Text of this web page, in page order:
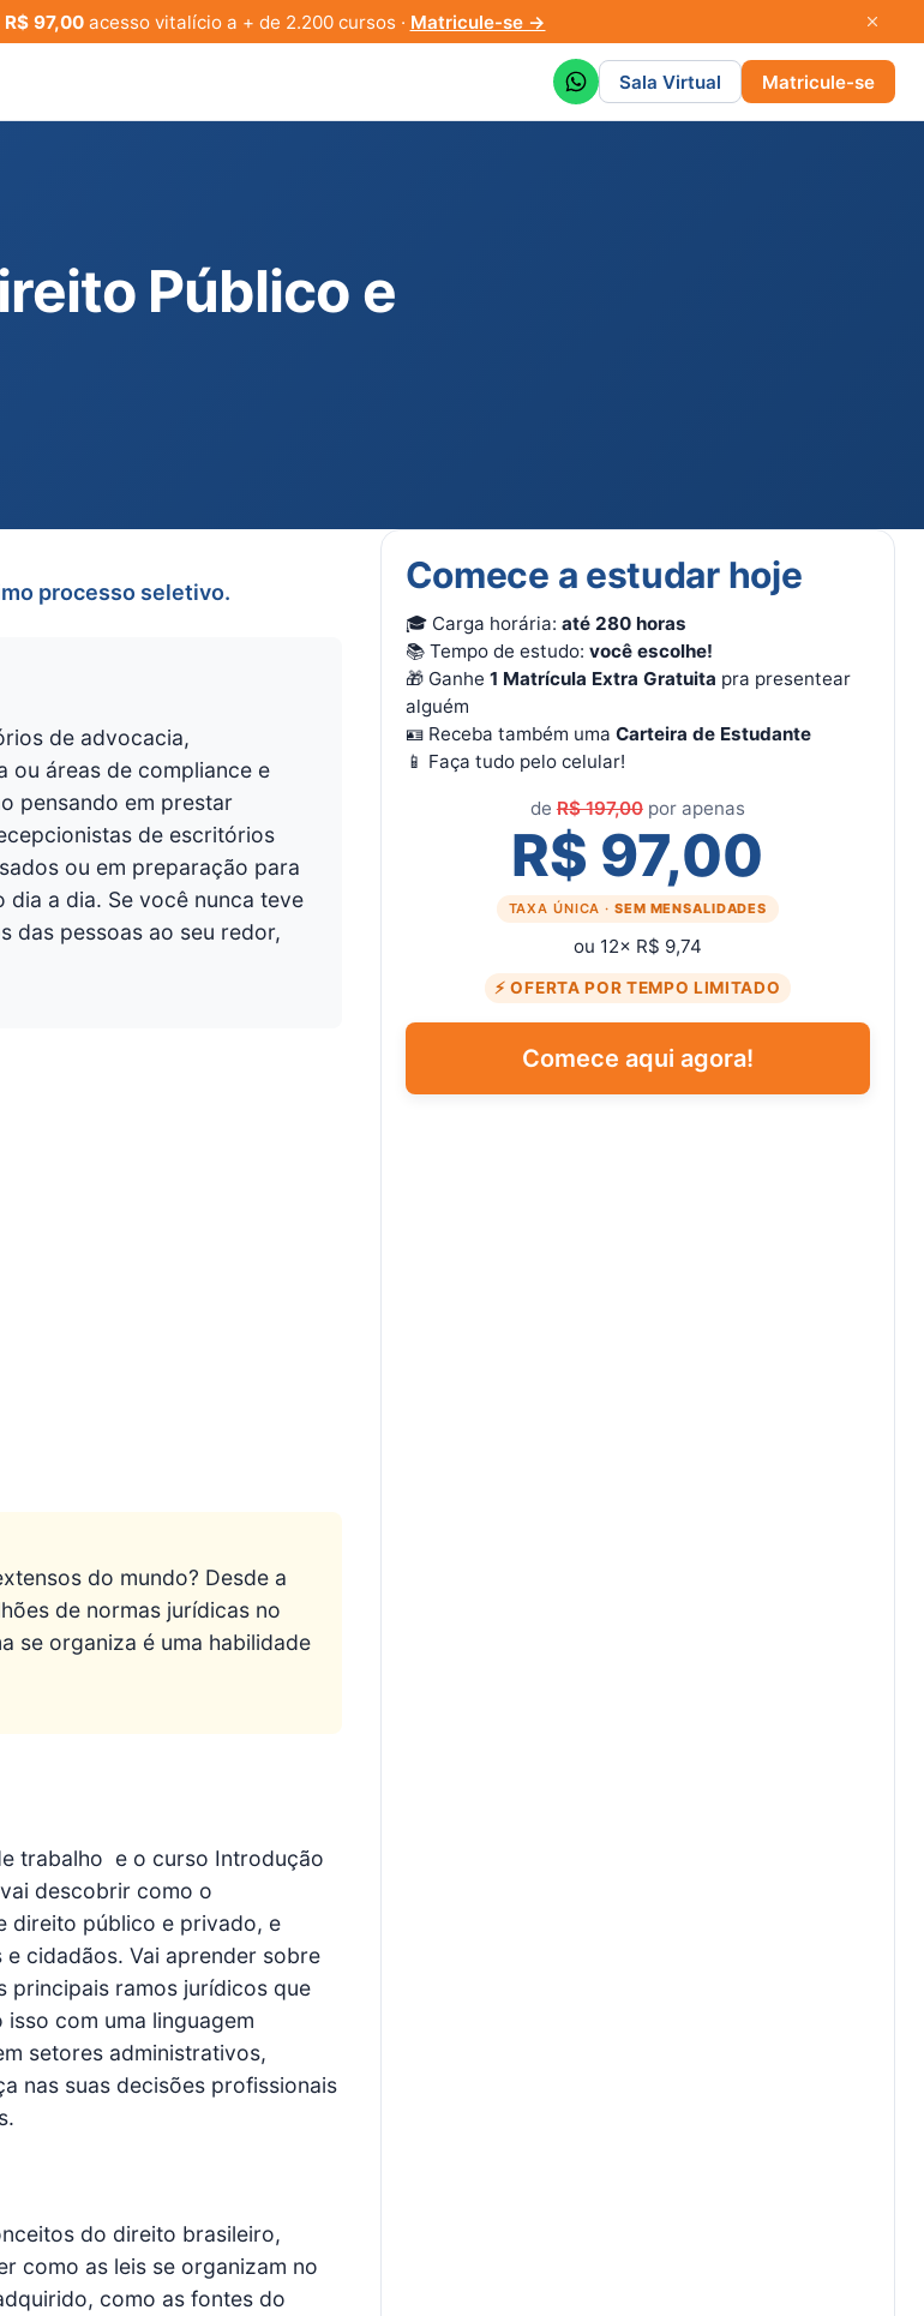
R$ 97,00acesso vitalício a + de 2.200 cursos · Matricule-se →
Sala Virtual Matricule-se
Público e
processo seletivo.
de advocacia,
ou áreas de compliance e
pensando em prestar
de escritórios
ou em preparação para
a dia. Se você nunca teve
das pessoas ao seu redor,
do mundo? Desde a
de normas jurídicas no
se organiza é uma habilidade
trabalho  e o curso Introdução
descobrir como o
direito público e privado, e
cidadãos. Vai aprender sobre
principais ramos jurídicos que
com uma linguagem
setores administrativos,
nas suas decisões profissionais
do direito brasileiro,
como as leis se organizam no
como as fontes do
Comece a estudar hoje
🎓 Carga horária: até 280 horas
📚 Tempo de estudo: você escolhe!
🎁 Ganhe 1 Matrícula Extra Gratuita pra presentear
alguém
🪪 Receba também uma Carteira de Estudante
📱 Faça tudo pelo celular!
deR$ 197,00por apenas
R$ 97,00
TAXA ÚNICA · SEM MENSALIDADES
ou 12× R$ 9,74
⚡ OFERTA POR TEMPO LIMITADO
Comece aqui agora!